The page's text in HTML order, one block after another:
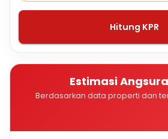
Hitung KPR
Estimasi
Berdasarkan data properti dan